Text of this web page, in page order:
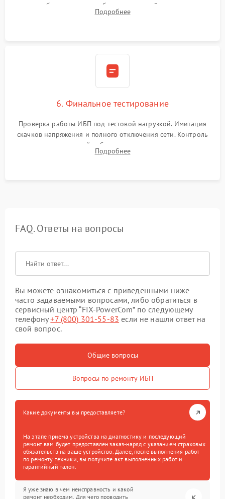
калибровки констант батареи, настройки порогов
срабатывания AVR и сброса счетчиков старения АКБ.
Подробнее
6. Финальное тестирование
Проверка работы ИБП под тестовой нагрузкой. Имитация
скачков напряжения и полного отключения сети. Контроль
времени автономной работы, температурного режима и
корректности формы выходного сигнала.
Подробнее
FAQ. Ответы на вопросы
Вы можете ознакомиться с приведенными ниже
часто задаваемыми вопросами, либо обратиться в
сервисный центр “FIX-PowerCom” по следующему
телефону+7 (800) 301-55-83 если не нашли ответ на
свой вопрос.
Общие вопросы
Вопросы по ремонту ИБП
Какие документы вы предоставляете?
На этапе приема устройства на диагностику и последующий
ремонт вам будет предоставлен заказ-наряд с указанием страховых
обязательств на ваше устройство. Далее, после выполнения работ
по ремонту техники, вы получите акт выполненных работ и
гарантийный талон.
Я уже знаю в чем неисправность и какой
ремонт необходим. Для чего проводить